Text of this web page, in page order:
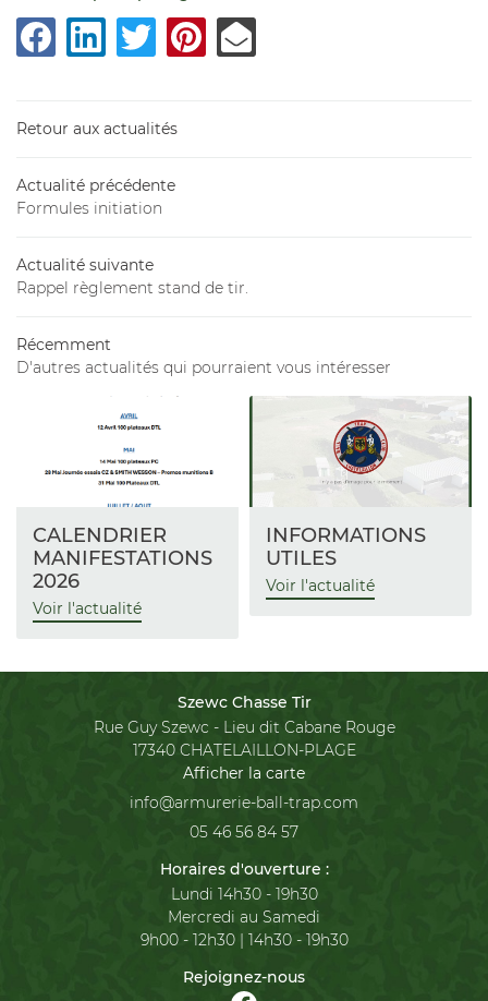
Armurerie
Tir
En images
Avis
Contact
Rejoignez-
Retour aux actualités
Actualité précédente
Formules initiation
Actualité suivante
Rappel règlement stand de tir.
Récemment
D'autres actualités qui pourraient vous intéresser
CALENDRIER
MANIFESTATIONS
2026
Voir l'actualité
INFORMATIONS
UTILES
Voir l'actualité
Szewc Chasse Tir
Rue Guy Szewc - Lieu dit Cabane Rouge
17340 CHATELAILLON-PLAGE
Afficher la carte
05 46 56 84 57
Horaires d'ouverture :
Lundi 14h30 - 19h30
Mercredi au Samedi
9h00 - 12h30 | 14h30 - 19h30
Rejoignez-nous